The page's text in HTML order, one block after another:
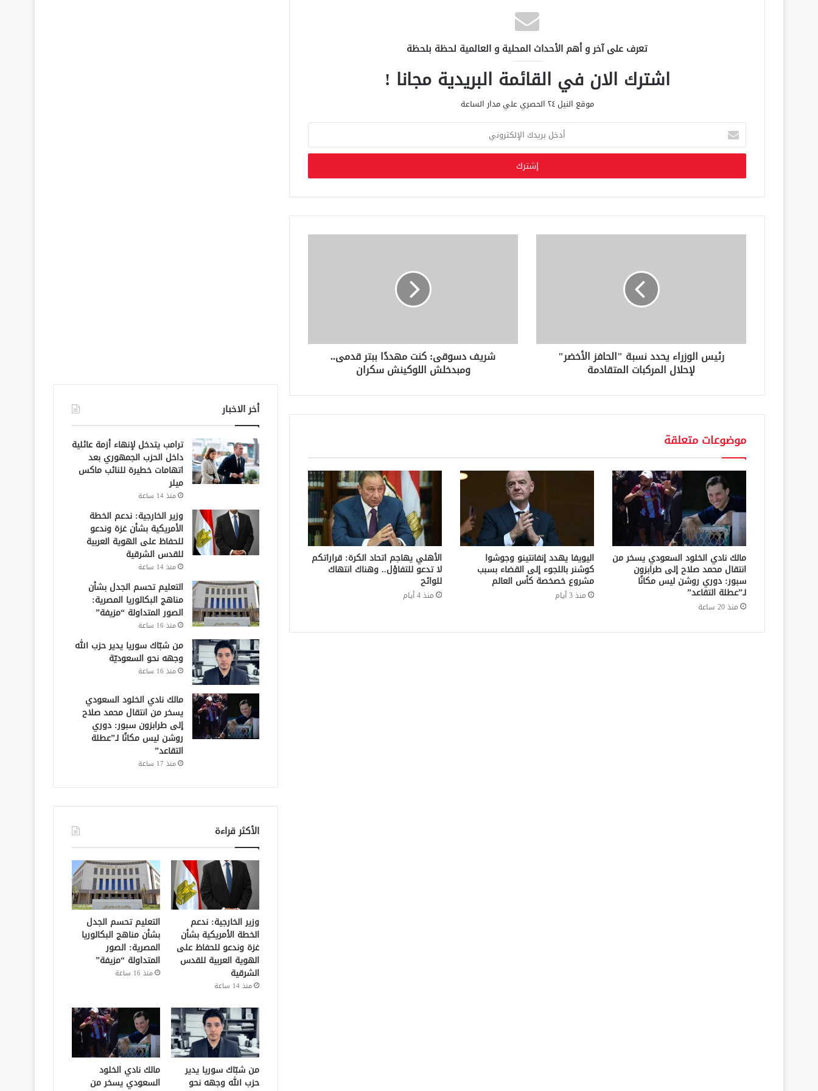
تعرف على آخر و أهم الأحداث المحلية و العالمية لحظة بلحظة
اشترك الان في القائمة البريدية مجانا !
موقع النيل ٢٤ الحصري علي مدار الساعة
خ
ب
ر
د
ك
ن
رئيس الوزراء يحدد نسبة "الحافز الأخضر"
لإحلال المركبات المتقادمة
شريف دسوقى: كنت مهددًا ببتر قدمى..
ومبدخلش اللوكينش سكران
موضوعات متعلقة
مالك نادي الخلود السعودي يسخر من
انتقال محمد صلاح إلى طرابزون
سبور: دوري روشن ليس مكانًا
لـ”عطلة التقاعد”
منذ 20 ساعة
اليويفا يهدد إنفانتينو وجوشوا
كوشنر باللجوء إلى القضاء بسبب
مشروع خصخصة كأس العالم
منذ 3 أيام
الأهلي يهاجم اتحاد الكرة: قراراتكم
لا تدعو للتفاؤل.. وهناك انتهاك
للوائح
منذ 4 أيام
أخر الاخبار
ترامب يتدخل لإنهاء أزمة عائلية
داخل الحزب الجمهوري بعد
اتهامات خطيرة للنائب ماكس
ميلر
منذ 14 ساعة
وزير الخارجية: ندعم الخطة
الأمريكية بشأن غزة وندعو
للحفاظ على الهوية العربية
للقدس الشرقية
منذ 14 ساعة
التعليم تحسم الجدل بشأن
مناهج البكالوريا المصرية:
الصور المتداولة “مزيفة”
منذ 16 ساعة
من شبّاك سوريا يدير حزب الله
وجهه نحو السعوديّة
منذ 16 ساعة
مالك نادي الخلود السعودي
يسخر من انتقال محمد صلاح
إلى طرابزون سبور: دوري
روشن ليس مكانًا لـ”عطلة
التقاعد”
منذ 17 ساعة
الأكثر قراءة
وزير الخارجية: ندعم
الخطة الأمريكية بشأن
غزة وندعو للحفاظ على
الهوية العربية للقدس
الشرقية
منذ 14 ساعة
التعليم تحسم الجدل
بشأن مناهج البكالوريا
المصرية: الصور
المتداولة “مزيفة”
منذ 16 ساعة
من شبّاك سوريا يدير
حزب الله وجهه نحو
مالك نادي الخلود
السعودي يسخر من